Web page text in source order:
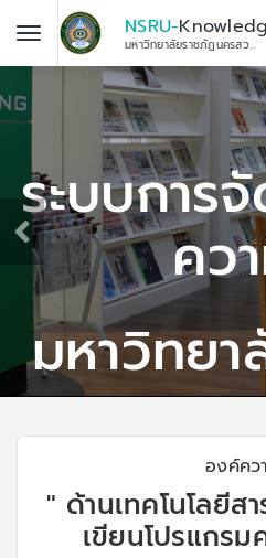
NSRU-
มหาวิทยาลัยราชภัฏนครสวรรค์
ระบบการ
คว
มหาวิทย
นครส
องค์คว
" ด้านเทคโนโลยีส
เขียนโปรแกร